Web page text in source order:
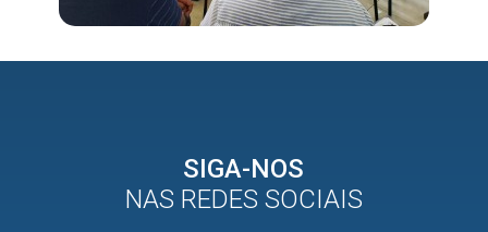
SIGA-NOS
NAS REDES SOCIAIS